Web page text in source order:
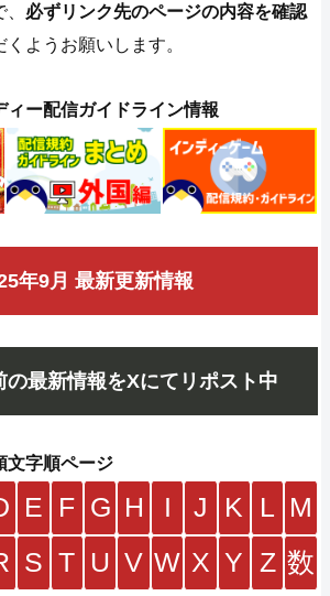
必ずリンク先のページの内容を確認
くようお願いします。
ィー配信ガイドライン情報
年9月 最新更新情報
の最新情報をXにてリポスト中
文字順ページ
E F G H I J K L M
S T U V W X Y Z 数